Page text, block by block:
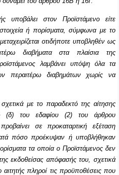
υποβάλει στον Προϊστάμενο είτε
ή πορίσματα, σύμφωνα με το
οτιδήποτε υποβληθέν ως
διαβήματα στα πλαίσια της
λαμβάνει υπόψη όλα τα
περαιτέρω διαβημάτων
χωρίς να
με το παραδεκτό της αίτησης
(δ) του εδαφίου (2) του άρθρου
σε προκαταρτική εξέταση
πόσο προέκυψαν ή υποβλήθηκαν
τα οποία ο Προϊστάμενος δεν
εκδοθείσας απόφασής του, σχετικά
πληροί τις προϋποθέσεις που